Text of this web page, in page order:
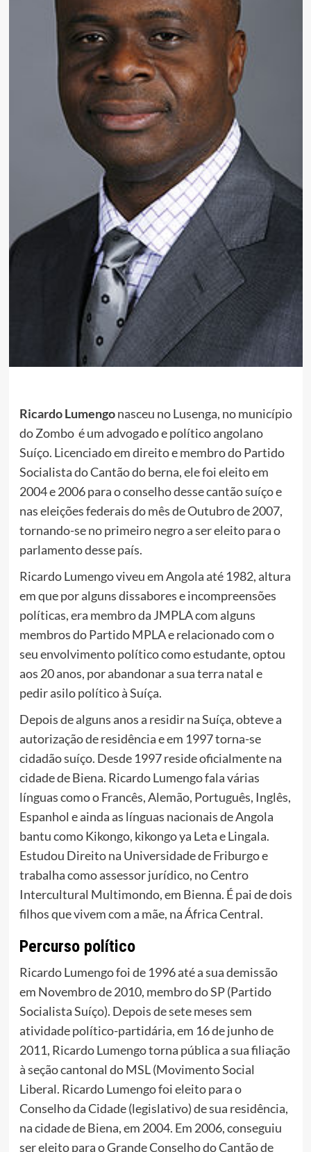
Ricardo Lumengonasceu no Lusenga, no município
do Zombo é um advogado e político angolano
Suíço. Licenciado em direito e membro do Partido
Socialista do Cantão do berna, ele foi eleito em
2004 e 2006 para o conselho desse cantão suíço e
nas eleições federais do mês de Outubro de 2007,
tornando-se no primeiro negro a ser eleito para o
parlamento desse país.
Ricardo Lumengo viveu em Angola até 1982, altura
em que por alguns dissabores e incompreensões
políticas, era membro da JMPLA com alguns
membros do Partido MPLA e relacionado com o
seu envolvimento político como estudante, optou
aos 20 anos, por abandonar a sua terra natal e
pedir asilo político à Suíça.
Depois de alguns anos a residir na Suíça, obteve a
autorização de residência e em 1997 torna-se
cidadão suíço. Desde 1997 reside oficialmente na
cidade de Biena. Ricardo Lumengo fala várias
línguas como o Francês, Alemão, Português, Inglês,
Espanhol e ainda as línguas nacionais de Angola
bantu como Kikongo, kikongo ya Leta e Lingala.
Estudou Direito na Universidade de Friburgo e
trabalha como assessor jurídico, no Centro
Intercultural Multimondo, em Bienna. É pai de dois
filhos que vivem com a mãe, na África Central.
Percurso político
Ricardo Lumengo foi de 1996 até a sua demissão
em Novembro de 2010, membro do SP (Partido
Socialista Suíço). Depois de sete meses sem
atividade político-partidária, em 16 de junho de
2011, Ricardo Lumengo torna pública a sua filiação
à seção cantonal do MSL (Movimento Social
Liberal. Ricardo Lumengo foi eleito para o
Conselho da Cidade (legislativo) de sua residência,
na cidade de Biena, em 2004. Em 2006, conseguiu
ser eleito para o Grande Conselho do Cantão de